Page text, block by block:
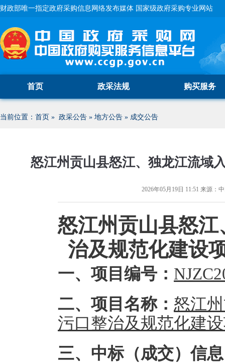
财政部唯一指定政府采购信息网络发布媒体 国家级政府采购专业网站
首页 政采法规 购买服务
当前位置： 首页 » 政采公告 » 地方公告 » 成交公告
怒江州贡山县怒江、独龙江流域
2026年05月19日 11:51 来源：
怒江州贡山县怒
治及规范化建设
一、项目编号：
二、项目名称： 怒江
污口整治及规范化建
三、中标（成交）信息